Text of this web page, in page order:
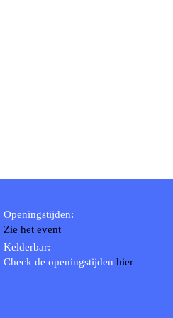
Openingstijden:
Zie het event
Kelderbar:
Check de openingstijden hier